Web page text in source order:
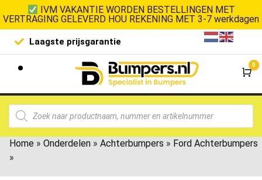
IVM VAKANTIE WORDEN BESTELLINGEN MET
VERTRAGING GELEVERD HOU REKENING MET 3-7 werkdagen
Laagste prijsgarantie De
0
Home » Onderdelen » Achterbumpers » Ford Achterbumpers
»